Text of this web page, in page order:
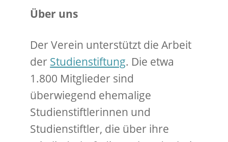
Über uns
Der Verein unterstützt die Arbeit
der Studienstiftung. Die etwa
1.800 Mitglieder sind
überwiegend ehemalige
Studienstiftlerinnen und
Studienstiftler, die über ihre